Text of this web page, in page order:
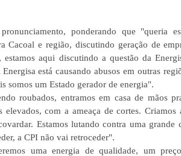
ponderando que "queria
Cacoal e região, discutindo geração de
aqui discutindo a questão da
está causando abusos em outras
somos um Estado gerador de energia".
roubados, entramos em casa de mãos
com a ameaça de cortes. Criamos
Estamos lutando contra uma grande
a CPI não vai retroceder".
uma energia de qualidade, um